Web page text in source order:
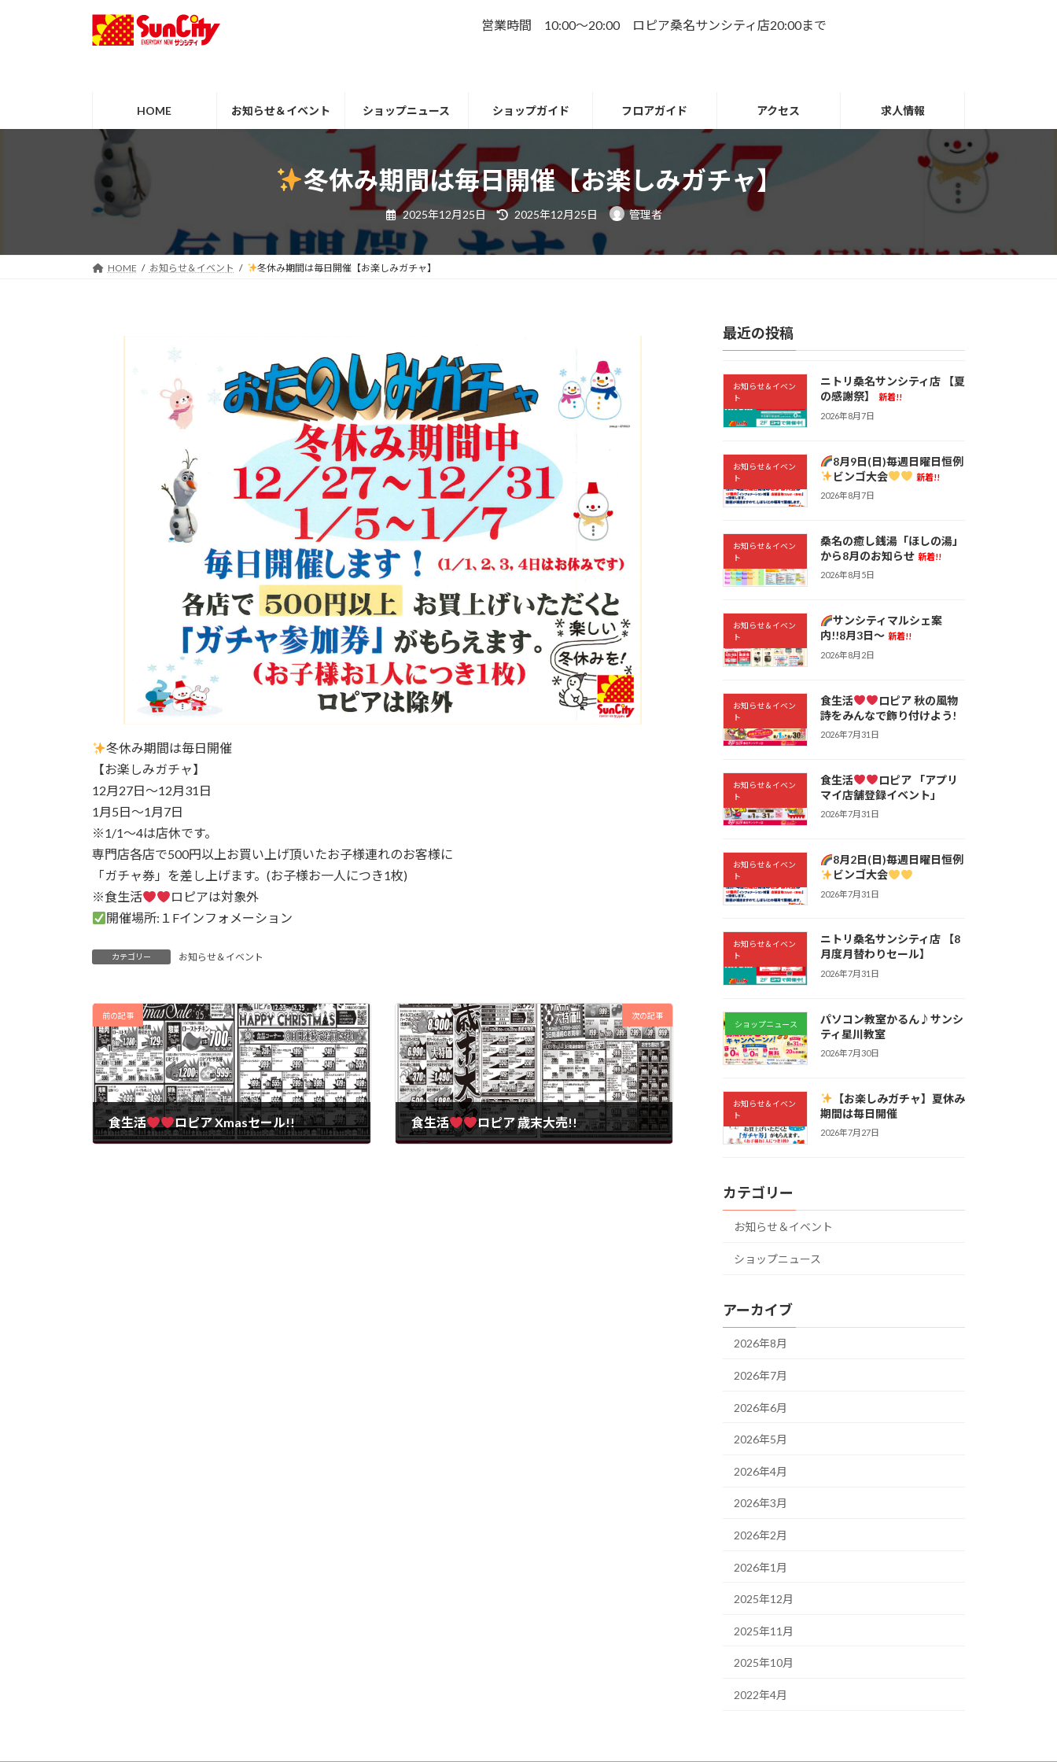
営業時間 10:00～20:00 ロピア桑名サンシティ店20:00まで
HOME お知らせ＆イベント ショップニュース ショップガイド フロアガイド アクセス 求人情報
冬休み期間は毎日開催【お楽しみガチャ】
2025年12月25日
最
終
新
日
2025年12月25日 管理者
HOME お知らせ＆イベント 冬休み期間は毎日開催【お楽しみガチャ】
冬休み期間は毎日開催
【お楽しみガチャ】
12月27日～12月31日
1月5日～1月7日
※1/1～4は店休です。
専門店各店で500円以上お買い上げ頂いたお子様連れのお客様に
「ガチャ券」を差し上げます。(お子様お一人につき1枚)
※食生活
ロピアは対象外
開催場所:１Fインフォメーション
カテゴリー お知らせ＆イベント
前の記事
食生活 ロピア Xmasセール!!
次の記事
食生活 ロピア 歳末大売!!
最近の投稿
お知らせ＆イベン
ト
ニトリ桑名サンシティ店 【夏
の感謝祭】
新着!!
2026年8月7日
お知らせ＆イベン
ト
8月9日(日)毎週日曜日恒例
ビンゴ大会
新着!!
2026年8月7日
お知らせ＆イベン
ト
桑名の癒し銭湯「ほしの湯」
から8月のお知らせ 新着!!
2026年8月5日
お知らせ＆イベン
ト
サンシティマルシェ案
内!!8月3日～ 新着!!
2026年8月2日
お知らせ＆イベン
ト
食生活
ロピア 秋の風物
詩をみんなで飾り付けよう!
2026年7月31日
お知らせ＆イベン
ト
食生活
ロピア 「アプリ
マイ店舗登録イベント」
2026年7月31日
お知らせ＆イベン
ト
8月2日(日)毎週日曜日恒例
ビンゴ大会
2026年7月31日
お知らせ＆イベン
ト
ニトリ桑名サンシティ店 【8
月度月替わりセール】
2026年7月31日
ショップニュース
パソコン教室かるん♪サンシ
ティ星川教室
2026年7月30日
お知らせ＆イベン
ト
【お楽しみガチャ】夏休み
期間は毎日開催
2026年7月27日
カテゴリー
お知らせ＆イベント
ショップニュース
アーカイブ
2026年8月
2026年7月
2026年6月
2026年5月
2026年4月
2026年3月
2026年2月
2026年1月
2025年12月
2025年11月
2025年10月
2022年4月